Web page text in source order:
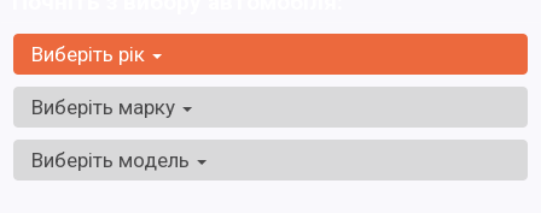
Виберіть рік
Виберіть марку
Виберіть модель